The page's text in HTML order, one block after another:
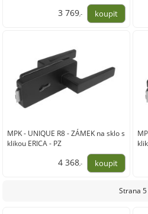
3 769,-
MPK - UNIQUE R8 - ZÁMEK na sklo s
klikou ERICA - PZ
4 368,-
Strana 5